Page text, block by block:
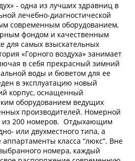
- одна из лучших здравниц в
лечебно-диагностической
современным оборудованием,
фондом и качественным
для самых взыскательных
«Горного воздуха» занимает
в себя прекрасный зимний
воды и бюветом для ее
в эксплуатацию новый
корпус, оснащенный
оборудованием ведущих
производителей. Номерной
из 200 номеров. Отдыхающим
или двухместного типа, а
класса “люкс”. Вне
номера, каждый